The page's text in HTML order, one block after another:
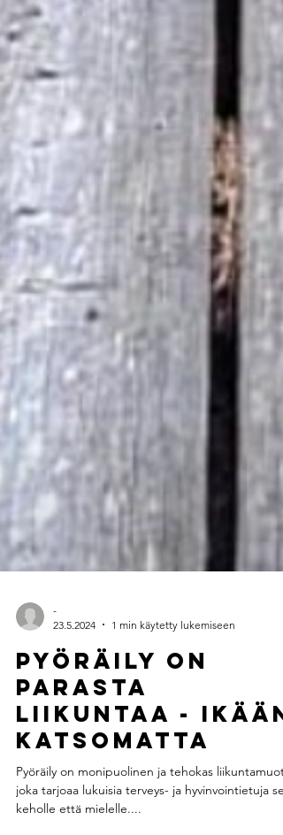
-
23.5.2024
1 min käytetty lukemiseen
pyöräily on
parasta
liikuntaa - ikään
katsomatta